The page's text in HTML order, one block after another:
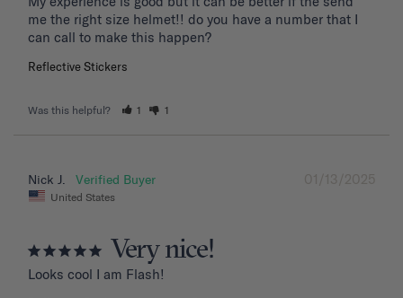
me the right size helmet!! do you have a number that I
can call to make this happen?
Reflective Stickers
Was this helpful? 1 1
01/13/2025
Nick J.
United States
Very nice!
Looks cool I am Flash!